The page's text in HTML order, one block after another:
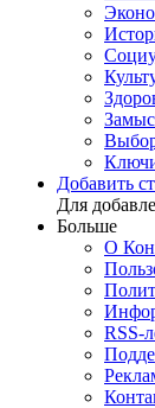
Добавить
Для
Больше
О
RSS-